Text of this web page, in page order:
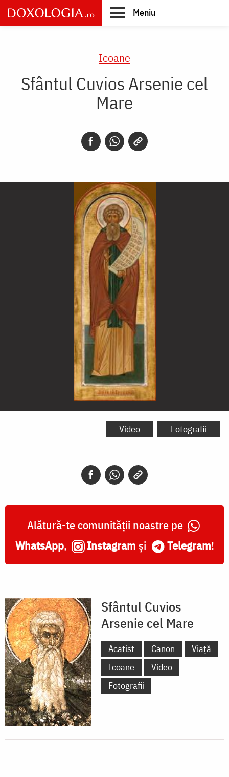
Skip
to
main
Meniu
Icoane
Sfântul Cuvios Arsenie cel
Mare
Sfântul
Video Fotografii
Alătură-te comunității noastre pe
WhatsApp, Instagram și Telegram!
Sfântul Cuvios
Arsenie cel Mare
Acatist Canon
Viață
Icoane
Video
Fotografii